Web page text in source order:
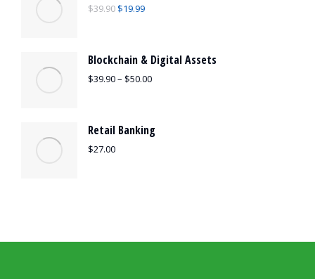
$39.90 $19.99
Blockchain & Digital Assets
$39.90– $50.00
Retail Banking
$27.00